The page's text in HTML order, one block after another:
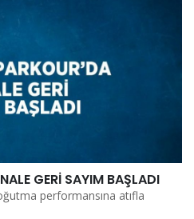
GERİ SAYIM BAŞLADI
performansına atıfla